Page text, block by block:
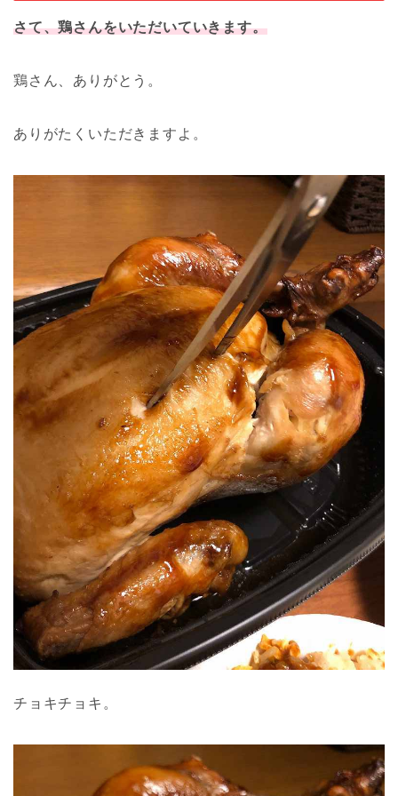
さて、鶏さんをいただいていきます。
鶏さん、ありがとう。
ありがたくいただきますよ。
チョキチョキ。